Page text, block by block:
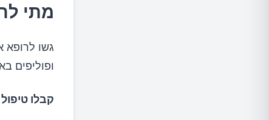
מתי
ופוליפים
קבלו